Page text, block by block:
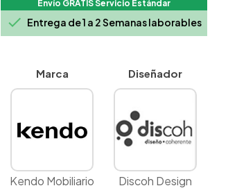
Envío GRATIS Servicio Estándar
 Entrega de 1 a 2 Semanas laborables
Marca
Kendo Mobiliario
Diseñador
Discoh Design